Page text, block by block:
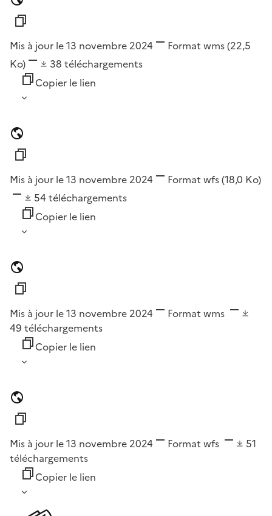
Mis à jour le 13 novembre 2024 Format wms(22,5
Ko)
38 téléchargements
Copier le lien
Mis à jour le 13 novembre 2024 Format wfs(18,0 Ko)
54 téléchargements
Copier le lien
Mis à jour le 13 novembre 2024 Format wms
49 téléchargements
Copier le lien
Mis à jour le 13 novembre 2024 Format wfs
51
téléchargements
Copier le lien